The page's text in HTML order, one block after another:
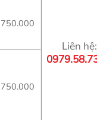
Liên hệ:
750.000
750.000